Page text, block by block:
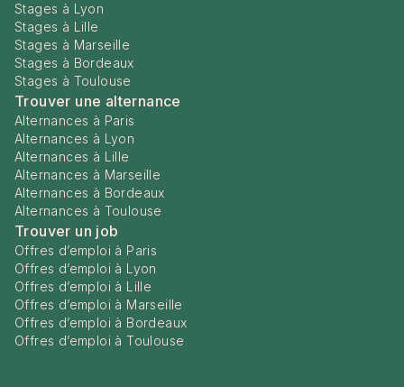
Stages à Lyon
Stages à Lille
Stages à Marseille
Stages à Bordeaux
Stages à Toulouse
Trouver une alternance
Alternances à Paris
Alternances à Lyon
Alternances à Lille
Alternances à Marseille
Alternances à Bordeaux
Alternances à Toulouse
Trouver un job
Offres d’emploi à Paris
Offres d’emploi à Lyon
Offres d’emploi à Lille
Offres d’emploi à Marseille
Offres d’emploi à Bordeaux
Offres d’emploi à Toulouse